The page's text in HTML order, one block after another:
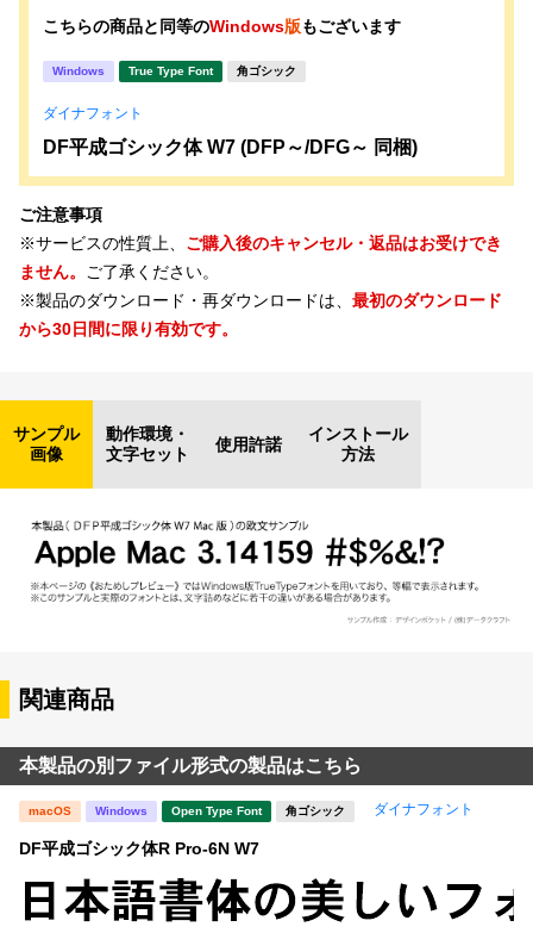
こちらの商品と同等のWindows版もございます
Windows True Type Font 角ゴシック
ダイナフォント
DF平成ゴシック体 W7 (DFP～/DFG～ 同梱)
ご注意事項
※サービスの性質上、 ご購入後のキャンセル・返品はお受けでき
ません。 ご了承ください。
※製品のダウンロード・再ダウンロードは、 最初のダウンロード
から30日間に限り有効です。
サンプル
画像
動作環境・
文字セット
使用許諾
インストール
方法
関連商品
本製品の別ファイル形式の製品はこちら
macOS Windows Open Type Font 角ゴシック ダイナフォント
DF平成ゴシック体R Pro-6N W7